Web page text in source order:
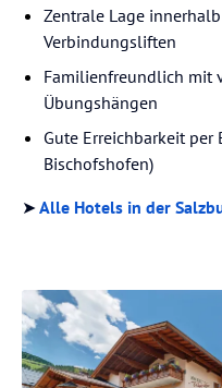
Zentrale Lage
Verbindungsliften
Familienfreundlich mit
Übungshängen
Gute Erreichbarkeit per
Bischofshofen)
➤Alle Hotels in der